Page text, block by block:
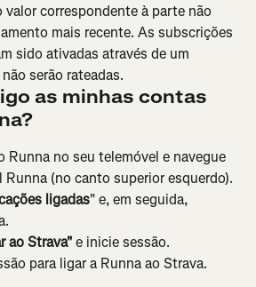
valor correspondente à parte não
mais recente. As subscrições
sido ativadas através de um
serão rateadas.
as minhas contas
Runna no seu telemóvel e navegue
Runna (no canto superior esquerdo).
ligadas" e, em seguida,
ao Strava" e inicie sessão.
para ligar a Runna ao Strava.